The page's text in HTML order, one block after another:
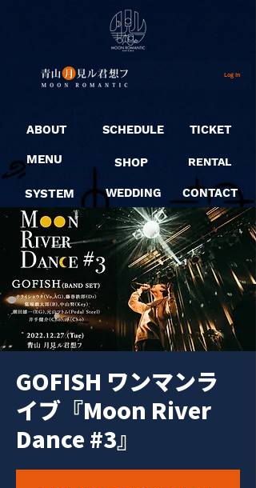
Log In
ABOUT
MENU
SYSTEM
SCHEDULE
SHOP
WEDDING
TICKET
RENTAL
CONTACT
GOFISH ワンマンラ
イブ『Moon River
Dance #3』